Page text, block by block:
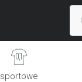
sportowe